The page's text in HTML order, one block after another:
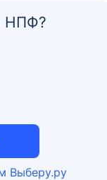
НПФ?
Выберу.ру